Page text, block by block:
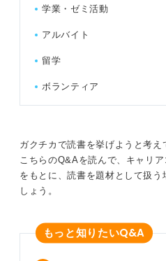
学業・ゼミ活動
アルバイト
留学
ボランティア
ガクチカで読書を挙げようと考え
こちらのQ&Aを読んで、キャリ
をもとに、読書を題材として扱う
しょう。
もっと知りたいQ&A